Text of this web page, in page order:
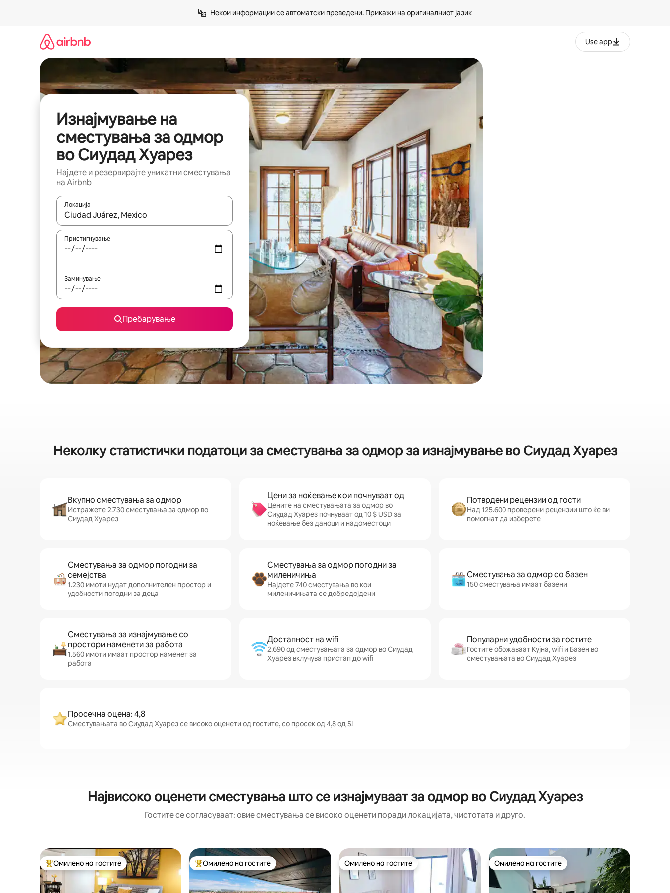
Некои информации се автоматски преведени. Прикажи на оригиналниот јазик
Use app
Изнајмување на
сместувања за одмор
во Сиудад Хуарез
Најдете и резервирајте уникатни сместувања
на Airbnb
Локација
Кога резултатите се достапни, движете се со копчињата со стрелки нагоре и надолу или истражувајте со допирање или со лизгање.
Пристигнување
Заминување
Пребарување
Неколку статистички податоци за сместувања за одмор за изнајмување во Сиудад Хуарез
Вкупно сместувања за одмор
Истражете 2.730 сместувања за одмор во
Сиудад Хуарез
Цени за ноќевање кои почнуваат од
Цените на сместувањата за одмор во
Сиудад Хуарез почнуваат од 10 $ USD за
ноќевање без даноци и надоместоци
Потврдени рецензии од гости
Над 125.600 проверени рецензии што ќе ви
помогнат да изберете
Сместувања за одмор погодни за
семејства
1.230 имоти нудат дополнителен простор и
удобности погодни за деца
Сместувања за одмор погодни за
миленичиња
Најдете 740 сместувања во кои
миленичињата се добредојдени
Сместувања за одмор со базен
150 сместувања имаат базени
Сместувања за изнајмување со
простори наменети за работа
1.560 имоти имаат простор наменет за
работа
Достапност на wifi
2.690 од сместувањата за одмор во Сиудад
Хуарез вклучува пристап до wifi
Популарни удобности за гостите
Гостите обожаваат Кујна, wifi и Базен во
сместувањата во Сиудад Хуарез
Просечна оцена: 4,8
Сместувањата во Сиудад Хуарез се високо оценети од гостите, со просек од 4,8 од 5!
Највисоко оценети сместувања што се изнајмуваат за одмор во Сиудад Хуарез
Гостите се согласуваат: овие сместувања се високо оценети поради локацијата, чистотата и друго.
Меѓу најуспешните „Омилени на гостите“
Омилено на гостите Меѓу најуспешните „Омилени на гостите“
Омилено на гостите Омилено на гостите
Омилено на гостите Омилено на гостите
Омилено на гостите